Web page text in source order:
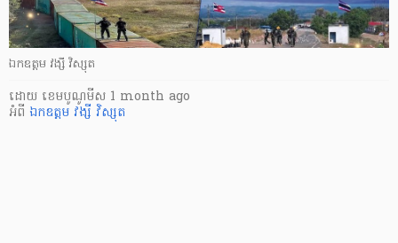
ឯកឧត្តម វង្សី វិស្សុត
ដោយ ​ ខេមបូណូមីស 1 month ago
អំពី ឯកឧត្តម វង្សី វិស្សុត